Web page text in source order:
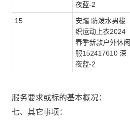
夜蓝-2
15
安踏 防泼水男梭
织运动上衣2024
春季新款户外休闲
服152417610 深
夜蓝-2
服务要求或标的基本概况：
七、其它事项：